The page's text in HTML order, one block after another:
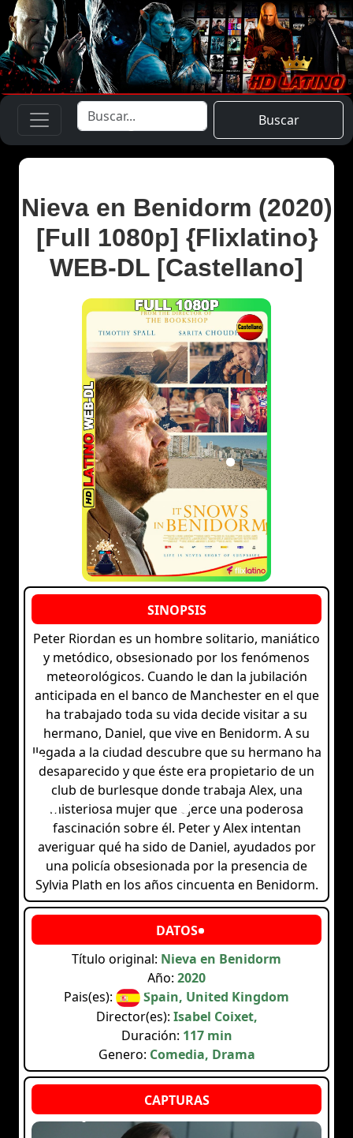
Buscar
Nieva en Benidorm (2020)
[Full 1080p] {Flixlatino}
WEB-DL [Castellano]
Peter Riordan es un hombre solitario, maniático
y metódico, obsesionado por los fenómenos
meteorológicos. Cuando le dan la jubilación
anticipada en el banco de Manchester en el que
ha trabajado toda su vida decide visitar a su
hermano, Daniel, que vive en Benidorm. A su
llegada a la ciudad descubre que su hermano ha
desaparecido y que éste era propietario de un
club de burlesque donde trabaja Alex, una
misteriosa mujer que ejerce una poderosa
fascinación sobre él. Peter y Alex intentan
averiguar qué ha sido de Daniel, ayudados por
una policía obsesionada por la presencia de
Sylvia Plath en los años cincuenta en Benidorm.
Título original: Nieva en Benidorm
Año: 2020
Pais(es):
Spain, United Kingdom
Director(es): Isabel Coixet,
Duración: 117 min
Genero: Comedia, Drama